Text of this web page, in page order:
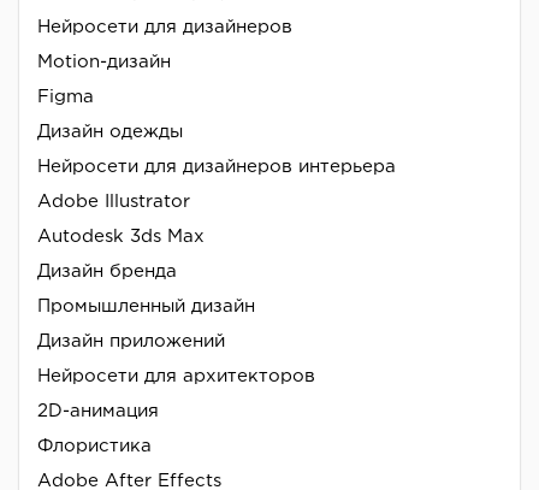
Нейросети для дизайнеров
Motion-дизайн
Figma
Дизайн одежды
Нейросети для дизайнеров интерьера
Adobe Illustrator
Autodesk 3ds Max
Дизайн бренда
Промышленный дизайн
Дизайн приложений
Нейросети для архитекторов
2D-анимация
Флористика
Adobe After Effects